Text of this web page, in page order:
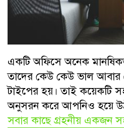
একটি অফিসে অনেক
তাদের কেউ কেউ ভাল
টাইপের হয়। তাই কয়েকটি
অনুসরন করে আপনিও হয়ে
সবার কাছে গ্রহনীয় একজন